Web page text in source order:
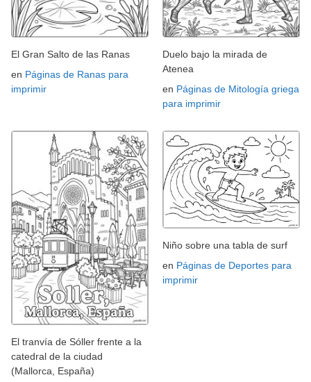
El Gran Salto de las Ranas
en Páginas de Ranas para
imprimir
Duelo bajo la mirada de
Atenea
en Páginas de Mitología griega
para imprimir
El tranvía de Sóller frente a la
catedral de la ciudad
(Mallorca, España)
Niño sobre una tabla de surf
en Páginas de Deportes para
imprimir